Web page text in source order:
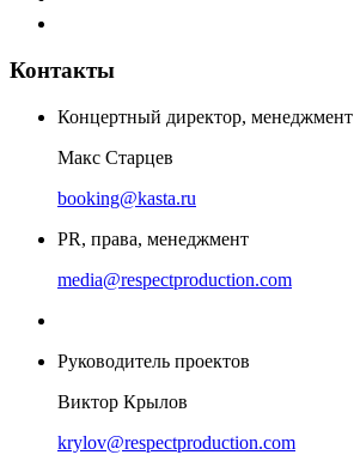
Контакты
Концертный директор, менеджмент
Макс Старцев
booking@kasta.ru
PR, права, менеджмент
media@respectproduction.com
Руководитель проектов
Виктор Крылов
krylov@respectproduction.com